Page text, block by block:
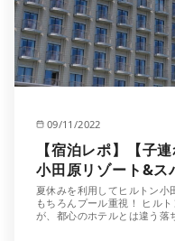
09/11/2022
【宿泊レポ】【子
小田原リゾート&ス
夏休みを利用してヒルトン小
もちろんプール重視！ ヒル
が、都心のホテルとは違う落